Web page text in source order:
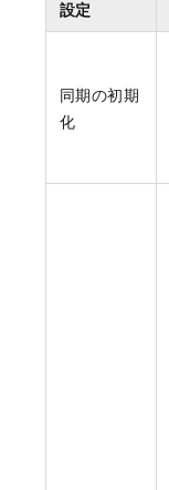
設定
同期の初期
化